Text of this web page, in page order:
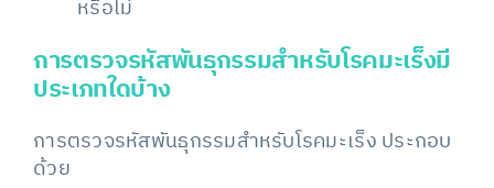
หรือไม่
การตรวจรหัสพันธุกรรมสำหรับโรคมะเร็งมี
ประเภทใดบ้าง
การตรวจรหัสพันธุกรรมสำหรับโรคมะเร็ง ประกอบ
ด้วย